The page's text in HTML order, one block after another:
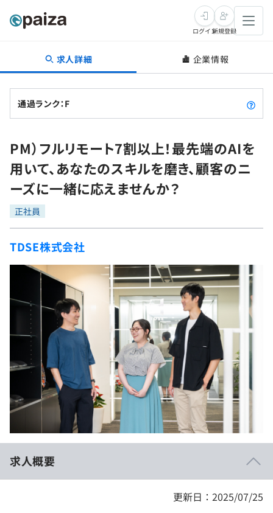
転職・キャリア
転職成功ガイド
転職エージェント
インタビュー
転職成功ガイド
新卒就活
求人検索
本選考
インターン
新卒エージェント
イベント・セミナー
インタビュー
就活成功ガイド
学習
問題集
4択課題
ナレッジ
リファレンス
プラン
個人向けプラン
法人向けプラン
学校向けプラン
契約内容・クーポン
プログラミング言語
評価結果一覧
再チャレンジ結果一覧
ゲーム・マンガ
Tech Team Journal
note
paizaとは？
ログイン新規登録
求人詳細 企業情報
通過ランク：F
PM）フルリモート7割以上！最先端のAIを
用いて、あなたのスキルを磨き、顧客のニ
ーズに一緒に応えませんか？
正社員
TDSE株式会社
求人概要
更新日：2025/07/25